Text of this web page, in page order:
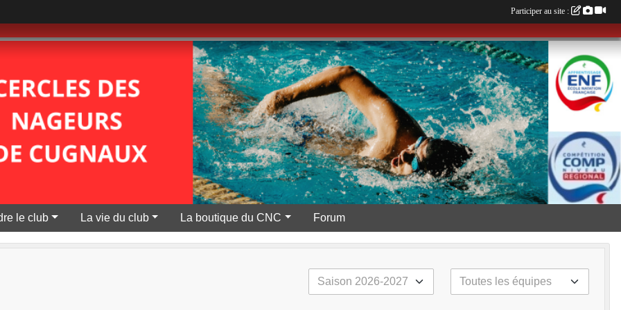
le club La vie du club La boutique du CNC Forum
Participer au site :